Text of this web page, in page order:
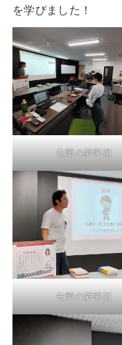
を学びました！
先輩の夢事例
先輩の夢事例